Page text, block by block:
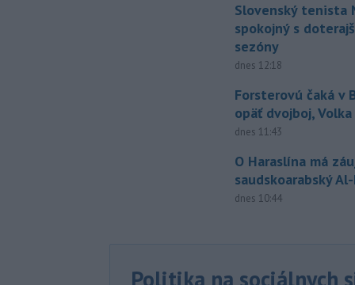
Slovenský tenista
spokojný s
sezóny
dnes 12:18
Forsterovú čaká v
opäť dvojboj,
dnes 11:43
O Haraslína má
saudskoarabský
dnes 10:44